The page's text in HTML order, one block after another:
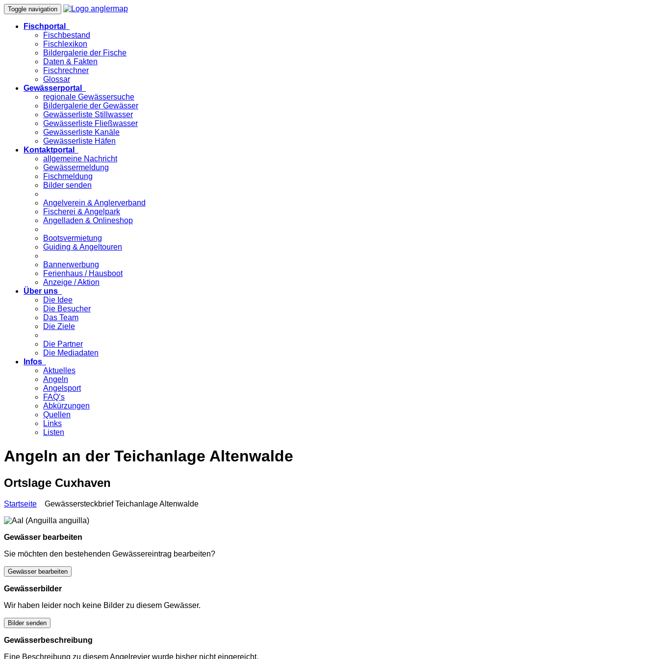
Toggle navigation
Fischportal
Fischbestand
Fischlexikon
Bildergalerie der Fische
Daten & Fakten
Fischrechner
Glossar
Gewässerportal
regionale Gewässersuche
Bildergalerie der Gewässer
Gewässerliste Stillwasser
Gewässerliste Fließwasser
Gewässerliste Kanäle
Gewässerliste Häfen
Kontaktportal
allgemeine Nachricht
Gewässermeldung
Fischmeldung
Bilder senden
Angelverein & Anglerverband
Fischerei & Angelpark
Angelladen & Onlineshop
Bootsvermietung
Guiding & Angeltouren
Bannerwerbung
Ferienhaus / Hausboot
Anzeige / Aktion
Über uns
Die Idee
Die Besucher
Das Team
Die Ziele
Die Partner
Die Mediadaten
Infos
Aktuelles
Angeln
Angelsport
FAQ’s
Abkürzungen
Quellen
Links
Listen
Angeln an der Teichanlage Altenwalde
Ortslage Cuxhaven
Startseite Gewässersteckbrief Teichanlage Altenwalde
Gewässer bearbeiten
Sie möchten den bestehenden Gewässereintrag bearbeiten?
Gewässer bearbeiten
Gewässerbilder
Wir haben leider noch keine Bilder zu diesem Gewässer.
Bilder senden
Gewässerbeschreibung
Eine Beschreibung zu diesem Angelrevier wurde bisher nicht eingereicht.